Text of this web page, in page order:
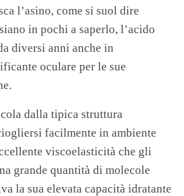
l’asino, come si suol dire
in pochi a saperlo, l’acido
diversi anni anche in
oculare per le sue
dalla tipica struttura
facilmente in ambiente
viscoelasticità che gli
grande quantità di molecole
la sua elevata capacità idratante